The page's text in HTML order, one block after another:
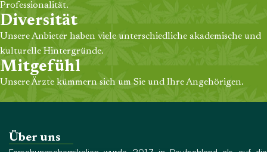
Professionalität.
Diversität
Unsere Anbieter haben viele unterschiedliche akademische und
kulturelle Hintergründe.
Mitgefühl
Unsere Ärzte kümmern sich um Sie und Ihre Angehörigen.
Über uns